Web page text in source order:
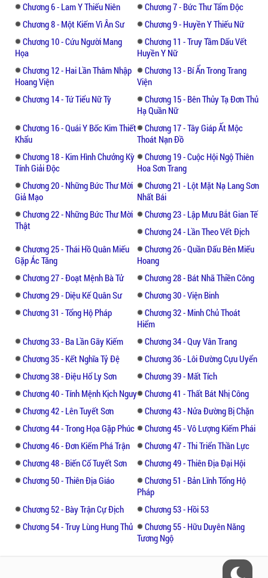
Chương 6 - Lam Y Thiếu Niên
Chương 7 - Bức Thư Tẩm Độc
Chương 8 - Một Kiếm Vì Ân Sư
Chương 9 - Huyền Y Thiếu Nữ
Chương 10 - Cứu Người Mang
Họa
Chương 11 - Truy Tầm Dấu Vết
Huyền Y Nữ
Chương 12 - Hai Lần Thâm Nhập
Hoang Viện
Chương 13 - Bí Ẩn Trong Trang
Viện
Chương 14 - Tứ Tiểu Nữ Tỳ
Chương 15 - Bên Thủy Tạ Đơn Thủ
Hạ Quần Nữ
Chương 16 - Quái Y Bốc Kim Thiết
Khẩu
Chương 17 - Tây Giáp Ất Mộc
Thoát Nạn Đồ
Chương 18 - Kim Hình Chưởng Kỳ
Tính Giải Độc
Chương 19 - Cuộc Hội Ngộ Thiên
Hoa Sơn Trang
Chương 20 - Những Bức Thư Mời
Giả Mạo
Chương 21 - Lột Mặt Nạ Lang Sơn
Nhất Bái
Chương 22 - Những Bức Thư Mời
Thật
Chương 23 - Lập Mưu Bắt Gian Tế
Chương 24 - Lần Theo Vết Địch
Chương 25 - Thái Hồ Quân Miếu
Gặp Ác Tăng
Chương 26 - Quần Đấu Bên Miếu
Hoang
Chương 27 - Đoạt Mệnh Bà Tử
Chương 28 - Bát Nhã Thiền Công
Chương 29 - Diệu Kế Quân Sư
Chương 30 - Viện Binh
Chương 31 - Tổng Hộ Pháp
Chương 32 - Minh Chủ Thoát
Hiểm
Chương 33 - Ba Lần Gãy Kiếm
Chương 34 - Quy Vân Trang
Chương 35 - Kết Nghĩa Tỷ Đệ
Chương 36 - Lôi Đường Cựu Uyển
Chương 38 - Điệu Hổ Ly Sơn
Chương 39 - Mất Tích
Chương 40 - Tính Mệnh Kịch Nguy
Chương 41 - Thất Bát Nhị Công
Chương 42 - Lên Tuyết Sơn
Chương 43 - Nửa Đường Bị Chặn
Chương 44 - Trong Họa Gặp Phúc
Chương 45 - Vô Lượng Kiếm Phái
Chương 46 - Đơn Kiếm Phá Trận
Chương 47 - Thi Triển Thần Lực
Chương 48 - Biến Cố Tuyết Sơn
Chương 49 - Thiên Địa Đại Hội
Chương 50 - Thiên Địa Giáo
Chương 51 - Bản Lĩnh Tổng Hộ
Pháp
Chương 52 - Bày Trận Cự Địch
Chương 53 - Hồi 53
Chương 54 - Truy Lùng Hung Thủ
Chương 55 - Hữu Duyên Năng
Tương Ngộ